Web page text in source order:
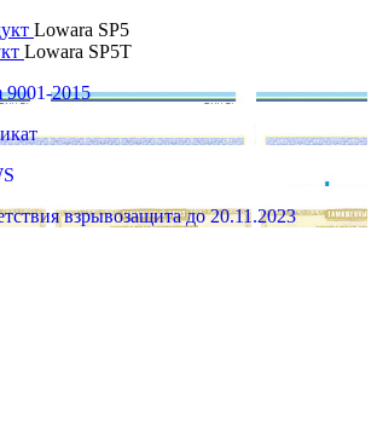
Lowara SP5
Lowara SP5T
2015
взрывозащита до 20.11.2023